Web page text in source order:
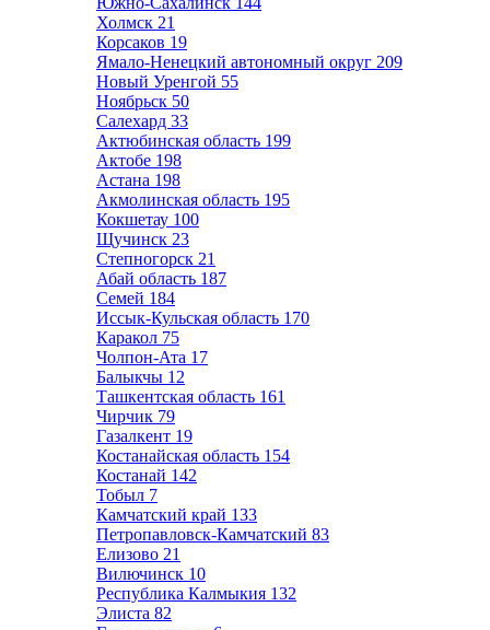
Холмск 21
Корсаков 19
Ямало-Ненецкий автономный округ 209
Новый Уренгой 55
Ноябрьск 50
Салехард 33
Актюбинская область 199
Актобе 198
Астана 198
Акмолинская область 195
Кокшетау 100
Щучинск 23
Степногорск 21
Абай область 187
Семей 184
Иссык-Кульская область 170
Каракол 75
Чолпон-Ата 17
Балыкчы 12
Ташкентская область 161
Чирчик 79
Газалкент 19
Костанайская область 154
Костанай 142
Тобыл 7
Камчатский край 133
Петропавловск-Камчатский 83
Елизово 21
Вилючинск 10
Республика Калмыкия 132
Элиста 82